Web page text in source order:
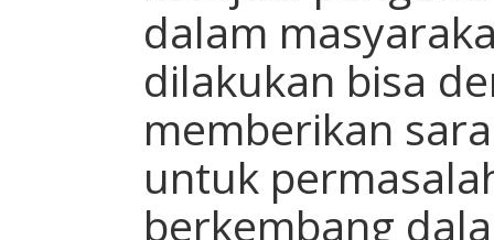
dalam
dilakukan bisa
memberikan
untuk
berkembang